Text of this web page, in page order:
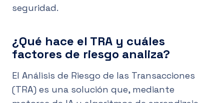
seguridad.
¿Qué hace el TRA y cuáles
factores de riesgo analiza?
El Análisis de Riesgo de las Transacciones
(TRA) es una solución que, mediante